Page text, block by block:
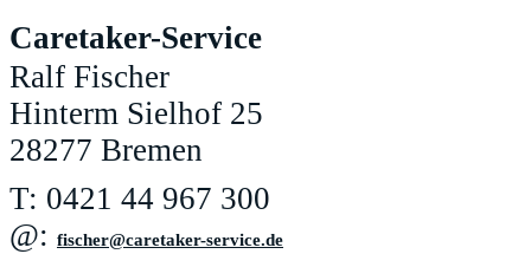
Caretaker-Service
Ralf Fischer
Hinterm Sielhof 25
28277 Bremen
T: 0421 44 967 300
@: ed.ecivres-rekaterac@rehcsif